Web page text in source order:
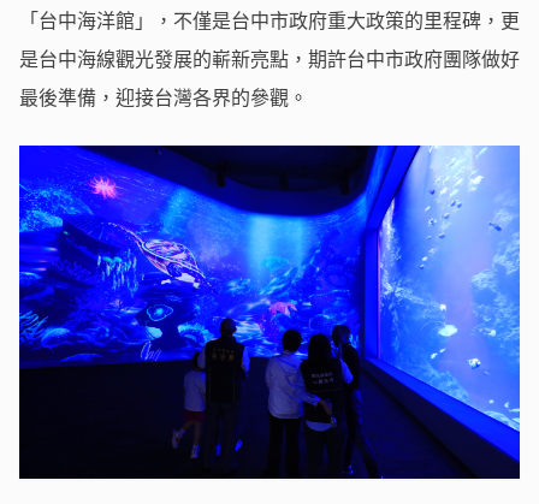
「台中海洋館」，不僅是台中市政府重大政策的里程碑，更
是台中海線觀光發展的嶄新亮點，期許台中市政府團隊做好
最後準備，迎接台灣各界的參觀。